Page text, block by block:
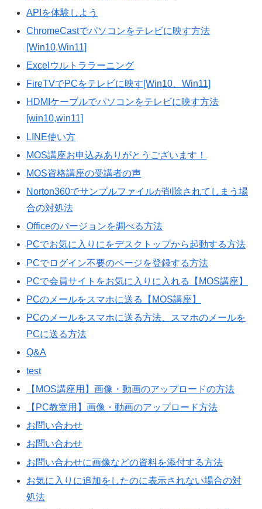
APIを体験しよう
ChromeCastでパソコンをテレビに映す方法
[Win10,Win11]
Excelウルトララーニング
FireTVでPCをテレビに映す[Win10、Win11]
HDMIケーブルでパソコンをテレビに映す方法
[win10,win11]
LINE使い方
MOS講座お申込みありがとうございます！
MOS資格講座の受講者の声
Norton360でサンプルファイルが削除されてしまう場
合の対処法
Officeのバージョンを調べる方法
PCでお気に入りにをデスクトップから起動する方法
PCでログイン不要のページを登録する方法
PCで会員サイトをお気に入りに入れる【MOS講座】
PCのメールをスマホに送る【MOS講座】
PCのメールをスマホに送る方法、スマホのメールを
PCに送る方法
Q&A
test
【MOS講座用】画像・動画のアップロードの方法
【PC教室用】画像・動画のアップロード方法
お問い合わせ
お問い合わせ
お問い合わせに画像などの資料を添付する方法
お気に入りに追加をしたのに表示されない場合の対
処法